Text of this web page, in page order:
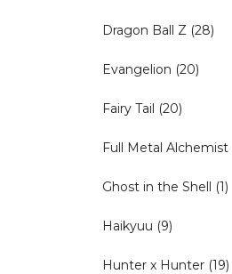
Dragon Ball Z (28)
Evangelion (20)
Fairy Tail (20)
Full Metal Alchemist
Ghost in the Shell (1)
Haikyuu (9)
Hunter x Hunter (19)